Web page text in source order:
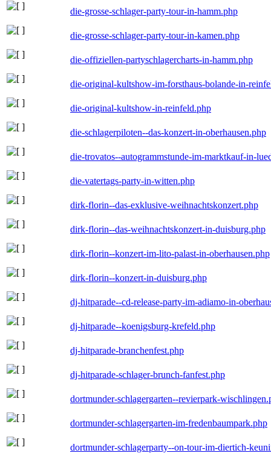
die-grosse-schlager-party-tour-in-hamm.php
die-grosse-schlager-party-tour-in-kamen.php
die-offiziellen-partyschlagercharts-in-hamm.php
die-original-kultshow-im-forsthaus-bolande-in-
die-original-kultshow-in-reinfeld.php
die-schlagerpiloten--das-konzert-in-oberhausen.php
die-trovatos--autogrammstunde-im-marktkauf-in-
die-vatertags-party-in-witten.php
dirk-florin--das-exklusive-weihnachtskonzert.php
dirk-florin--das-weihnachtskonzert-in-duisburg.php
dirk-florin--konzert-im-lito-palast-in-oberhausen.php
dirk-florin--konzert-in-duisburg.php
dj-hitparade--cd-release-party-im-adiamo-in-
dj-hitparade--koenigsburg-krefeld.php
dj-hitparade-branchenfest.php
dj-hitparade-schlager-brunch-fanfest.php
dortmunder-schlagergarten--revierpark-
dortmunder-schlagergarten-im-fredenbaumpark.php
dortmunder-schlagerparty--on-tour-im-diertich-